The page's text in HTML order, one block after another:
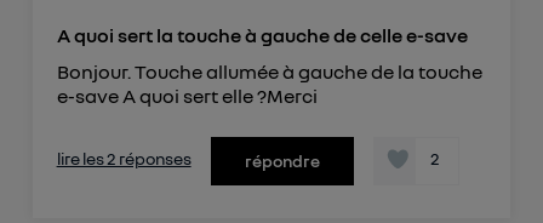
A quoi sert la touche à gauche de celle e-save
Bonjour. Touche allumée à gauche de la touche
e-save A quoi sert elle ?Merci
lire les 2 réponses répondre 2